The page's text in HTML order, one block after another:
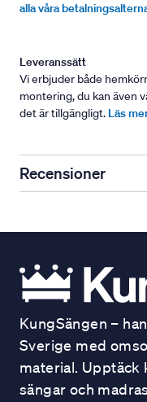
alla våra
Leveranssätt
Vi erbjuder både
montering, du kan även
det är tillgängligt. Läs
Recensioner
KungSängen –
Sverige med
material. Upptäck
sängar och